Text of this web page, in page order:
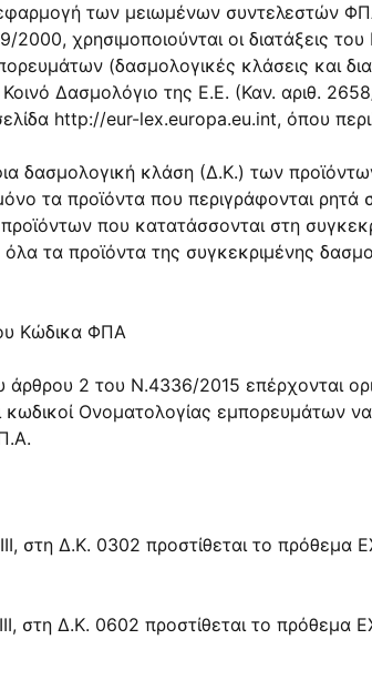
των μειωμένων συντελεστών
χρησιμοποιούνται οι διατάξεις
(δασμολογικές κλάσεις και
Κοινό Δασμολόγιο της Ε.Ε. (Καν. αριθ.
http://eur-lex.europa.eu.int, όπου
δασμολογική κλάση (Δ.Κ.) των
τα προϊόντα που περιγράφονται
που κατατάσσονται στη
τα προϊόντα της συγκεκριμένης
Κώδικα ΦΠΑ
2 του Ν.4336/2015 επέρχονται
Ονοματολογίας εμπορευμάτων
Δ.Κ. 0302 προστίθεται το πρόθεμα
Δ.Κ. 0602 προστίθεται το πρόθεμα